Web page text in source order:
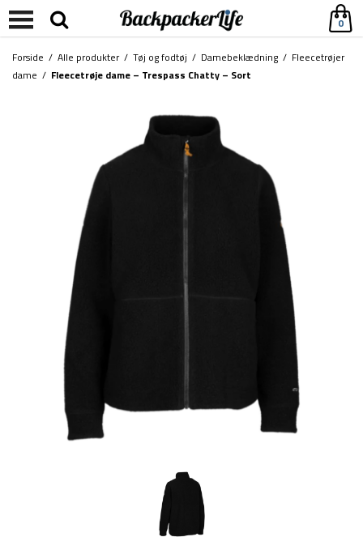
0
Forside / Alle produkter/ Tøj og fodtøj / Damebeklædning / Fleecetrøjer
dame / Fleecetrøje dame – Trespass Chatty – Sort